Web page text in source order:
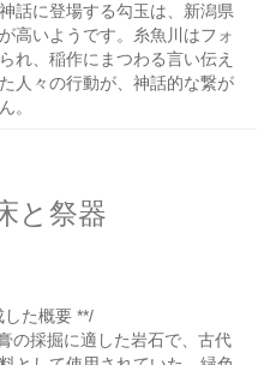
話に登場する勾玉は、新潟県
高いようです。糸魚川はフォ
れ、稲作にまつわる言い伝え
人々の行動が、神話的な繋が
。
と祭器
した概要 **/
の採掘に適した岩石で、古代